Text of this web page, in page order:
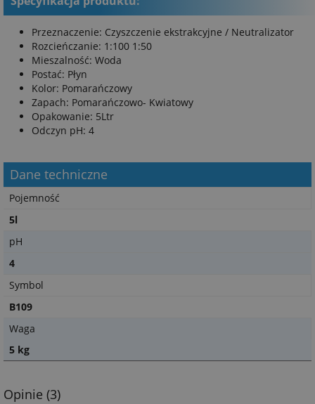
Przeznaczenie: Czyszczenie ekstrakcyjne / Neutralizator
Rozcieńczanie: 1:100 1:50
Mieszalność: Woda
Postać: Płyn
Kolor: Pomarańczowy
Zapach: Pomarańczowo- Kwiatowy
Opakowanie: 5Ltr
Odczyn pH: 4
Dane techniczne
Pojemność
5l
pH
4
Symbol
B109
Waga
5 kg
Opinie (3)